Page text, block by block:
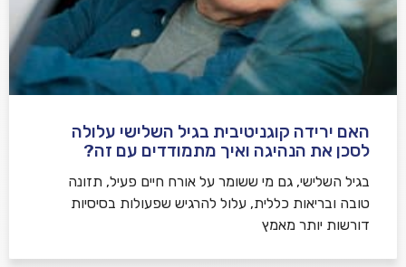
האם ירידה קוגניטיבית בגיל השלישי עלולה
לסכן את הנהיגה ואיך מתמודדים עם זה?
בגיל השלישי, גם מי ששומר על אורח חיים פעיל, תזונה
טובה ובריאות כללית, עלול להרגיש שפעולות בסיסיות
דורשות יותר מאמץ